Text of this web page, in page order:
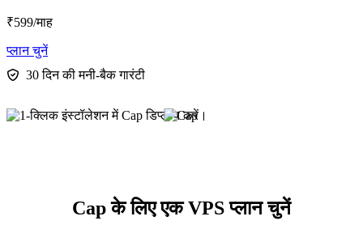
₹599/माह
प्लान चुनें
30 दिन की मनी-बैक गारंटी
Cap के लिए एक VPS प्लान चुनें